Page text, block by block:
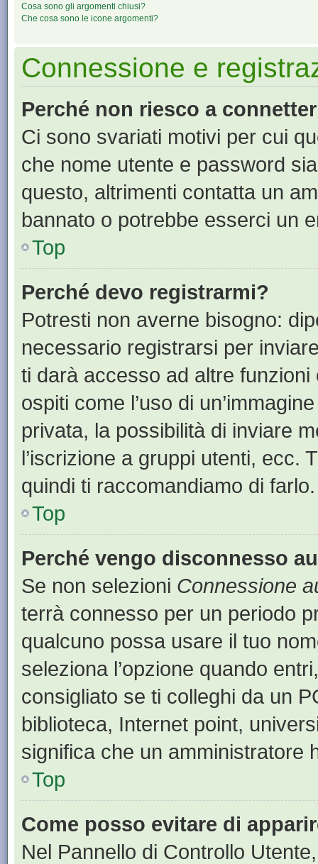
Cosa sono gli argomenti chiusi?
Che cosa sono le icone argomenti?
Connessione e
Perché non riesco a
Ci sono svariati motivi per cui
che nome utente e password
questo, altrimenti contatta un
bannato o potrebbe esserci un
Top
Perché devo registrarmi?
Potresti non averne bisogno:
necessario registrarsi per
ti darà accesso ad altre
ospiti come l’uso di
privata, la possibilità di inviare
l’iscrizione a gruppi utenti, ecc.
quindi ti raccomandiamo di farlo.
Top
Perché vengo disconnesso
Se non selezioni Connessione
terrà connesso per un periodo
qualcuno possa usare il tuo
seleziona l’opzione quando
consigliato se ti colleghi da un
biblioteca, Internet point,
significa che un amministratore
Top
Come posso evitare di
Nel Pannello di Controllo